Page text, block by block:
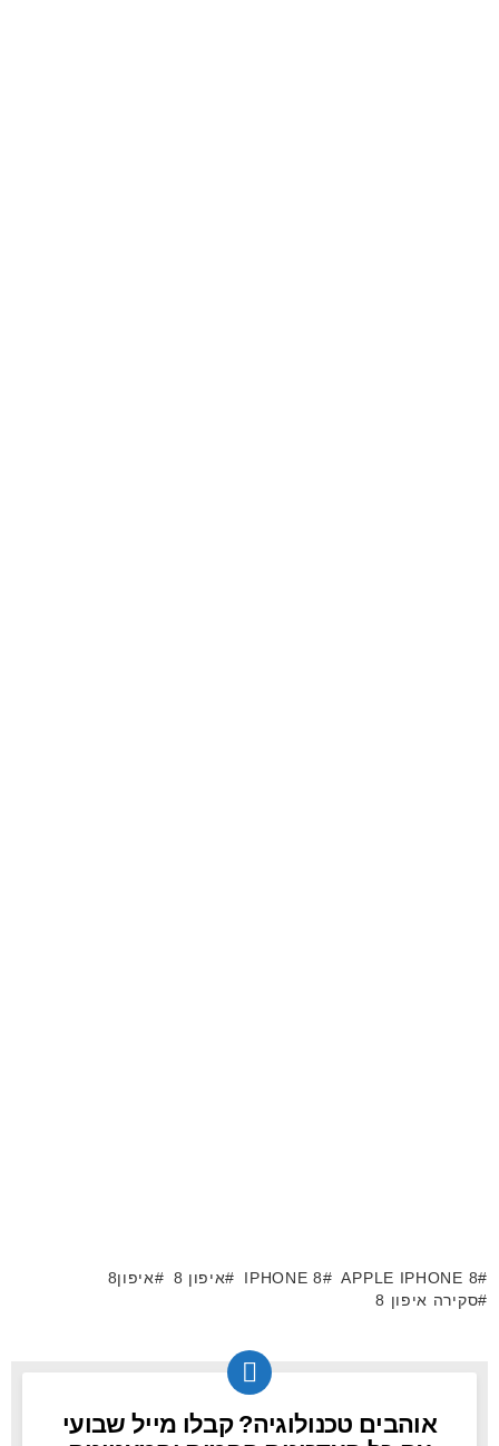
APPLE IPHONE 8
IPHONE 8 איפון 8
איפון8
סקירה איפון 8
NEWSLETTER
אוהבים טכנולוגיה? קבלו מייל שבועי